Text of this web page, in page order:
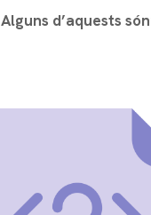
Alguns d’aquests